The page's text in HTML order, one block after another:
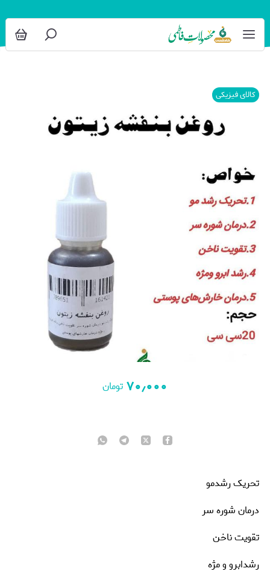
کالای فیزیکی
۷۰٫۰۰۰ تومان
تحریک رشدمو
درمان شوره سر
تقویت ناخن
رشدابرو و مژه